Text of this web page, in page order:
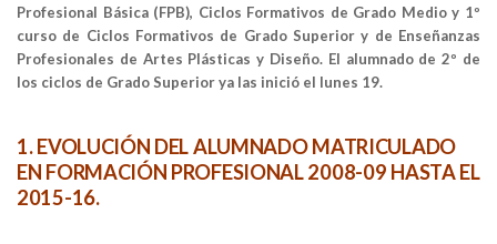
Profesional Básica (FPB), Ciclos Formativos de Grado Medio y 1º
curso de Ciclos Formativos de Grado Superior y de Enseñanzas
Profesionales de Artes Plásticas y Diseño. El alumnado de 2º de
los ciclos de Grado Superior ya las inició el lunes 19.
1. EVOLUCIÓN DEL ALUMNADO MATRICULADO
EN FORMACIÓN PROFESIONAL 2008-09 HASTA EL
2015-16.